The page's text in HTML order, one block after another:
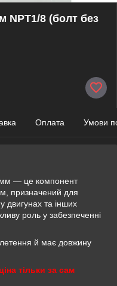
NPT1/8 (болт без
Оплата Умови
мм — це компонент
призначений для
двигунах та інших
роль у забезпеченні
й має довжину
тільки за сам